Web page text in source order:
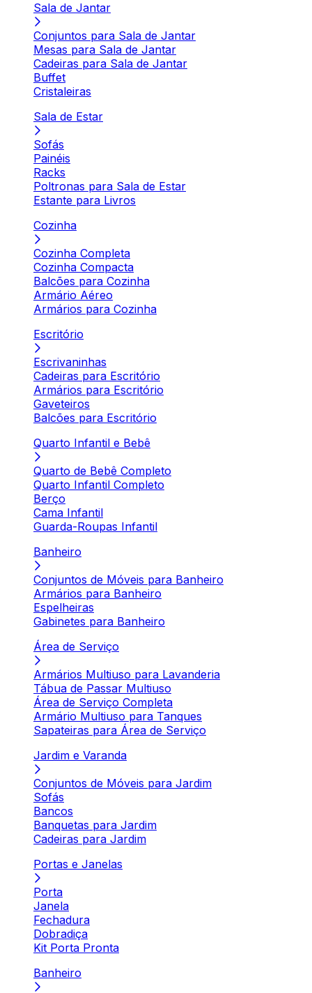
Sala de Jantar
Conjuntos para Sala de Jantar
Mesas para Sala de Jantar
Cadeiras para Sala de Jantar
Buffet
Cristaleiras
Sala de Estar
Sofás
Painéis
Racks
Poltronas para Sala de Estar
Estante para Livros
Cozinha
Cozinha Completa
Cozinha Compacta
Balcões para Cozinha
Armário Aéreo
Armários para Cozinha
Escritório
Escrivaninhas
Cadeiras para Escritório
Armários para Escritório
Gaveteiros
Balcões para Escritório
Quarto Infantil e Bebê
Quarto de Bebê Completo
Quarto Infantil Completo
Berço
Cama Infantil
Guarda-Roupas Infantil
Banheiro
Conjuntos de Móveis para Banheiro
Armários para Banheiro
Espelheiras
Gabinetes para Banheiro
Área de Serviço
Armários Multiuso para Lavanderia
Tábua de Passar Multiuso
Área de Serviço Completa
Armário Multiuso para Tanques
Sapateiras para Área de Serviço
Jardim e Varanda
Conjuntos de Móveis para Jardim
Sofás
Bancos
Banquetas para Jardim
Cadeiras para Jardim
Portas e Janelas
Porta
Janela
Fechadura
Dobradiça
Kit Porta Pronta
Banheiro